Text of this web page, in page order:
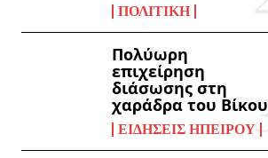
ΠΟΛΙΤΙΚΉ
Πολύωρη
επιχείρηση
διάσωσης στη
χαράδρα του Βίκου
ΕΙΔΉΣΕΙΣ ΗΠΕΊΡΟΥ